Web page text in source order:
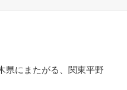
県にまたがる、関東平野